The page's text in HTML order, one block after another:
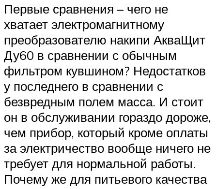
Первые сравнения – чего не
хватает электромагнитному
преобразователю накипи АкваЩит
Ду60 в сравнении с обычным
фильтром кувшином? Недостатков
у последнего в сравнении с
безвредным полем масса. И стоит
он в обслуживании гораздо дороже,
чем прибор, который кроме оплаты
за электричество вообще ничего не
требует для нормальной работы.
Почему же для питьевого качества